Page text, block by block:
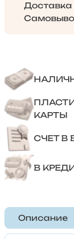
Доставка
КАРТЫ
СЧЕТ В
В
Описание